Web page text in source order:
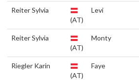
Reiter Sylvia
(AT)
Levi
Reiter Sylvia
(AT)
Monty
Riegler Karin
(AT)
Faye